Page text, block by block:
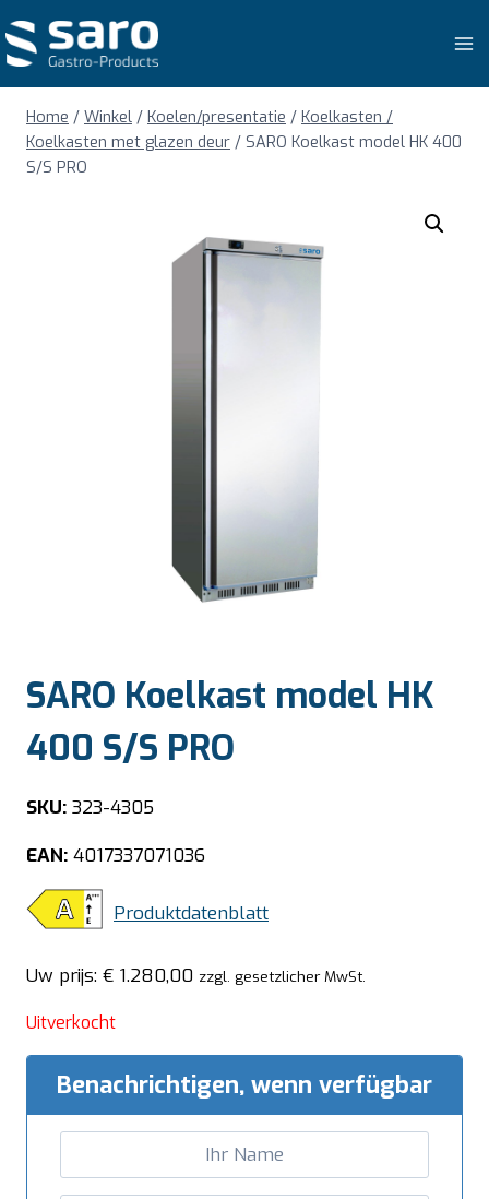
naar
inhoud
Home / Winkel / Koelen/presentatie / Koelkasten /
Koelkasten met glazen deur / SARO Koelkast model HK 400
S/S PRO
SARO Koelkast model HK
400 S/S PRO
SKU: 323-4305
EAN: 4017337071036
Produktdatenblatt
Uw prijs: € 1.280,00 zzgl. gesetzlicher MwSt.
Uitverkocht
Benachrichtigen, wenn verfügbar